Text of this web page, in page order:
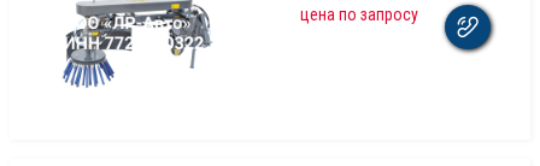
цена по запросу